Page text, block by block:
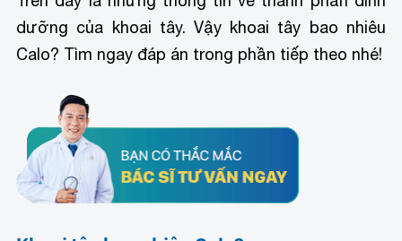
dưỡng của khoai tây. Vậy khoai tây bao nhiêu
Calo? Tìm ngay đáp án trong phần tiếp theo nhé!